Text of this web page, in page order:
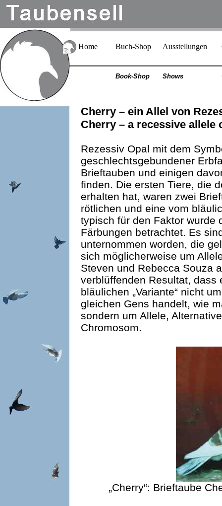
Home Buch-Shop Ausstellungen
Book-Shop Shows
Cherry – ein Allel von
Cherry – a recessive allele
Rezessiv Opal mit dem
geschlechtsgebundener
Brieftauben und einigen
finden. Die ersten Tiere, die
erhalten hat, waren zwei
rötlichen und eine vom
typisch für den Faktor wurde
Färbungen betrachtet. Es
unternommen worden, die
sich möglicherweise um
Steven und Rebecca Souza
verblüffenden Resultat, dass
bläulichen „Variante“ nicht
gleichen Gens handelt, wie
sondern um Allele,
Chromosom.
„Cherry“: Brieftaube